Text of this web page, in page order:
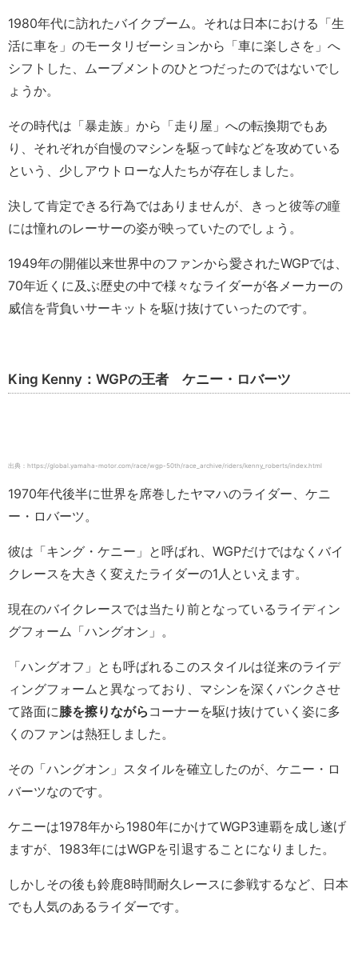
1980年代に訪れたバイクブーム。それは日本における「生
活に車を」のモータリゼーションから「車に楽しさを」へ
シフトした、ムーブメントのひとつだったのではないでし
ょうか。
その時代は「暴走族」から「走り屋」への転換期でもあ
り、それぞれが自慢のマシンを駆って峠などを攻めている
という、少しアウトローな人たちが存在しました。
決して肯定できる行為ではありませんが、きっと彼等の瞳
には憧れのレーサーの姿が映っていたのでしょう。
1949年の開催以来世界中のファンから愛されたWGPでは、
70年近くに及ぶ歴史の中で様々なライダーが各メーカーの
威信を背負いサーキットを駆け抜けていったのです。
King Kenny：WGPの王者 ケニー・ロバーツ
出典：https://global.yamaha-motor.com/race/wgp-50th/race_archive/riders/kenny_roberts/index.html
1970年代後半に世界を席巻したヤマハのライダー、ケニ
ー・ロバーツ。
彼は「キング・ケニー」と呼ばれ、WGPだけではなくバイ
クレースを大きく変えたライダーの1人といえます。
現在のバイクレースでは当たり前となっているライディン
グフォーム「ハングオン」。
「ハングオフ」とも呼ばれるこのスタイルは従来のライデ
ィングフォームと異なっており、マシンを深くバンクさせ
て路面に膝を擦りながら コーナーを駆け抜けていく姿に多
くのファンは熱狂しました。
その「ハングオン」スタイルを確立したのが、ケニー・ロ
バーツなのです。
ケニーは1978年から1980年にかけてWGP3連覇を成し遂げ
ますが、1983年にはWGPを引退することになりました。
しかしその後も鈴鹿8時間耐久レースに参戦するなど、日本
でも人気のあるライダーです。